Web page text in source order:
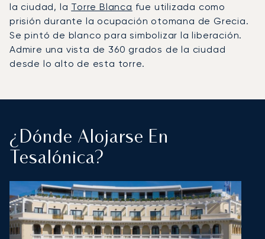
la ciudad, la Torre Blanca fue utilizada como
prisión durante la ocupación otomana de Grecia.
Se pintó de blanco para simbolizar la liberación.
Admire una vista de 360 grados de la ciudad
desde lo alto de esta torre.
¿Dónde Alojarse En
Tesalónica?